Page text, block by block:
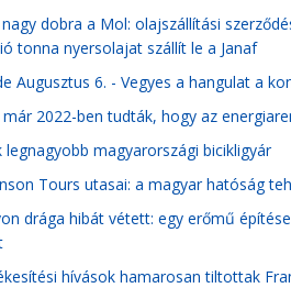
dobra a Mol: olajszállítási
tonna nyersolajat szállít le a Janaf
Augusztus 6. - Vegyes a hangulat a
2022-ben tudták, hogy az
legnagyobb magyarországi bicikligyár
Tours utasai: a magyar hatóság
drága hibát vétett: egy erőmű
hívások hamarosan tiltottak